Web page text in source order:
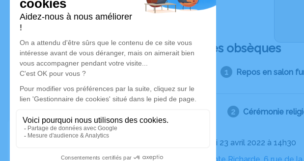
Déroulé des obsèques
Repos en salon
Cérémonie
Le samedi 23 avril 2022 à 14h30